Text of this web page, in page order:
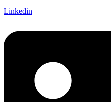
Linkedin